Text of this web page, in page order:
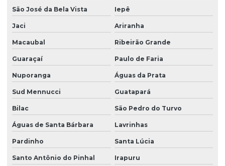
São José da Bela Vista Iepê
Jaci Ariranha
Macaubal Ribeirão Grande
Guaraçaí Paulo de Faria
Nuporanga Águas da Prata
Sud Mennucci Guatapará
Bilac São Pedro do Turvo
Águas de Santa Bárbara Lavrinhas
Pardinho Santa Lúcia
Santo Antônio do Pinhal Irapuru